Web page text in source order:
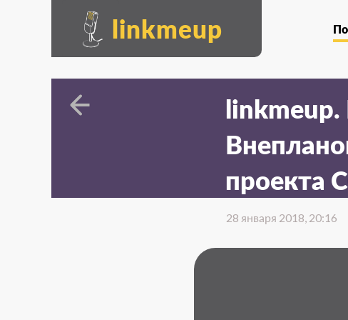
linkmeup
проекта
28 января 2018, 20:16